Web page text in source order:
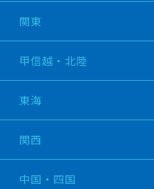
関東
甲信越・北陸
東海
関西
中国・四国